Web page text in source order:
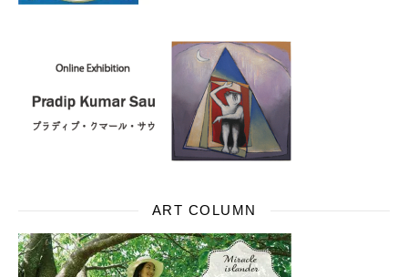
ART COLUMN